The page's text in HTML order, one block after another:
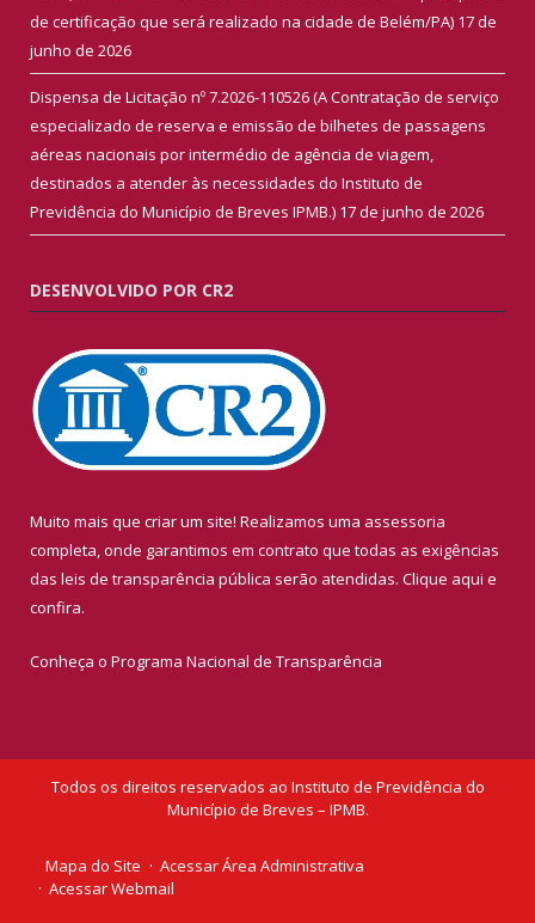
de certificação que será realizado na cidade de Belém/PA) 17 de
junho de 2026
Dispensa de Licitação nº 7.2026-110526 (A Contratação de serviço
especializado de reserva e emissão de bilhetes de passagens
aéreas nacionais por intermédio de agência de viagem,
destinados a atender às necessidades do Instituto de
Previdência do Município de Breves IPMB.) 17 de junho de 2026
DESENVOLVIDO POR CR2
Muito mais que criar um site! Realizamos uma assessoria
completa, onde garantimos em contrato que todas as exigências
das leis de transparência pública serão atendidas. Clique aqui e
confira.
Conheça o Programa Nacional de Transparência
Todos os direitos reservados ao Instituto de Previdência do
Município de Breves – IPMB.
Mapa do Site
Acessar Área Administrativa
Acessar Webmail